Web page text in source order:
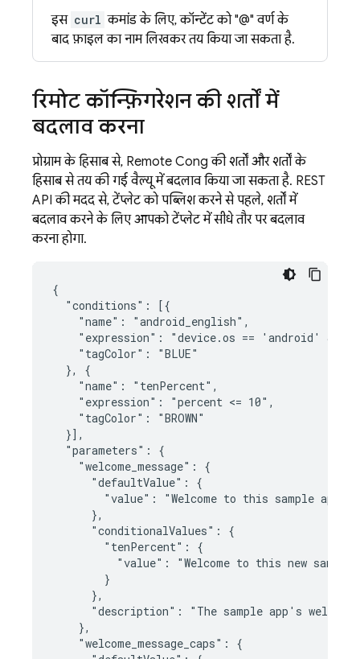
इस curl कमांड के लिए, कॉन्टेंट को "@" वर्ण के
बाद फ़ाइल का नाम लिखकर तय किया जा सकता है.
रिमोट कॉन्फ़िगरेशन की शर्तों में
बदलाव करना
प्रोग्राम के हिसाब से, Remote Config की शर्तों और शर्तों के
हिसाब से तय की गई वैल्यू में बदलाव किया जा सकता है. REST
API की मदद से, टेंप्लेट को पब्लिश करने से पहले, शर्तों में
बदलाव करने के लिए आपको टेंप्लेट में सीधे तौर पर बदलाव
करना होगा.
{
  "conditions": [{
    "name": "android_english",
"expression": "device.os == 'android' &&
    "tagColor": "BLUE"
  }, {
    "name": "tenPercent",
    "expression": "percent <= 10",
    "tagColor": "BROWN"
  }],
  "parameters": {
    "welcome_message": {
      "defaultValue": {
        "value": "Welcome to this sample app"
      },
      "conditionalValues": {
        "tenPercent": {
"value": "Welcome to this new sample
        }
      },
"description": "The sample app's welcome
    },
    "welcome_message_caps": {